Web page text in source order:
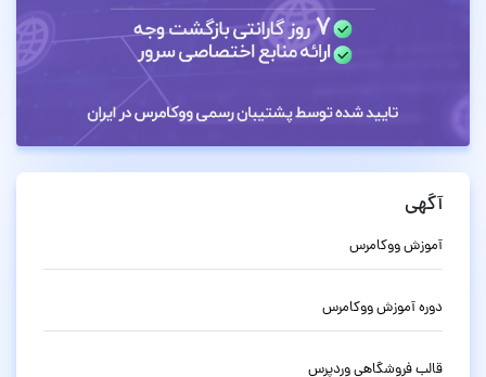
آگهی
آموزش ووکامرس
دوره آموزش ووکامرس
قالب فروشگاهی وردپرس